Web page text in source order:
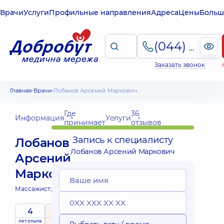
ВрачиУслугиПрофильные направленияАдресаЦены
(044) 495-2-888
Заказать звонок
Главная Врачи Лобанов Арсений Маркович
ИнформацияГде
принимаетУслуги36
отзывов
Лобанов
Арсений
Маркович
Массажист; Физиотерапевт;
4
лет опыта
4.9 / 5
рейтингна основе
Запись к специалисту
Лобанов Арсений Маркович